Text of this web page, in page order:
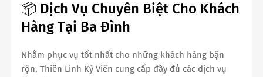
📦 Dịch Vụ Chuyên Biệt Cho Khách
Hàng Tại Ba Đình
Nhằm phục vụ tốt nhất cho những khách hàng bận
rộn, Thiên Linh Kỳ Viên cung cấp đầy đủ các dịch vụ